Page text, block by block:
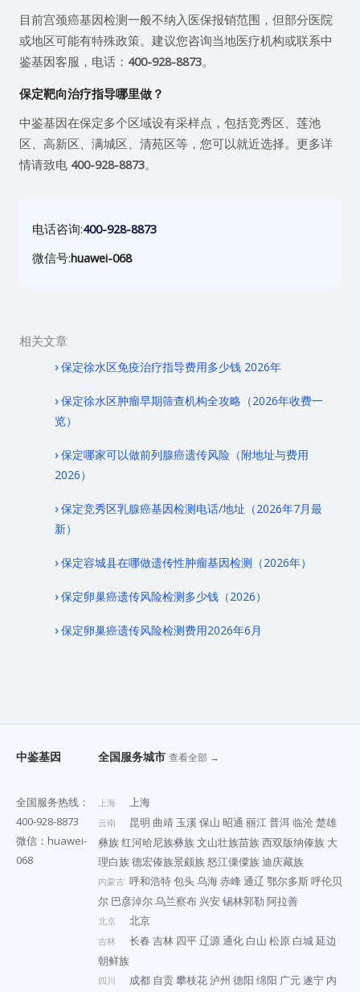
目前宫颈癌基因检测一般不纳入医保报销范围，但部分医院
或地区可能有特殊政策。建议您咨询当地医疗机构或联系中
鉴基因客服，电话： 400-928-8873。
保定靶向治疗指导哪里做？
中鉴基因在保定多个区域设有采样点，包括竞秀区、莲池
区、高新区、满城区、清苑区等，您可以就近选择。更多详
情请致电 400-928-8873。
电话咨询:400-928-8873
微信号:huawei-068
相关文章
保定徐水区免疫治疗指导费用多少钱 2026年
保定徐水区肿瘤早期筛查机构全攻略（2026年收费一
览）
保定哪家可以做前列腺癌遗传风险（附地址与费用
2026）
保定竞秀区乳腺癌基因检测电话/地址（2026年7月最
新）
保定容城县在哪做遗传性肿瘤基因检测（2026年）
保定卵巢癌遗传风险检测多少钱（2026）
保定卵巢癌遗传风险检测费用2026年6月
中鉴基因
全国服务热线：
400-928-8873
微信：huawei-
068
全国服务城市 查看全部 →
上海 上海
云南 昆明 曲靖 玉溪保山 昭通 丽江普洱临沧楚雄
彝族红河哈尼族彝族文山壮族苗族西双版纳傣族 大
理白族德宏傣族景颇族怒江傈僳族迪庆藏族
内蒙古 呼和浩特包头乌海赤峰通辽 鄂尔多斯呼伦贝
尔 巴彦淖尔乌兰察布 兴安锡林郭勒 阿拉善
北京 北京
吉林 长春 吉林 四平辽源通化 白山 松原 白城延边
朝鲜族
四川 成都 自贡攀枝花泸州 德阳 绵阳 广元遂宁 内